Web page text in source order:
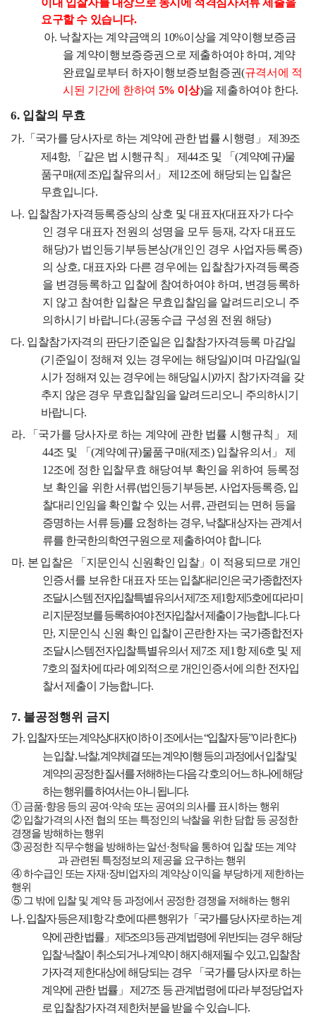
이내 입찰자를 대상으로 동시에 적격심사서류 제출을
요구할 수 있습니다.
아. 낙찰자는 계약금액의 10%이상을 계약이행보증금
을 계약이행보증증권으로 제출하여야 하며 , 계약
완료일로부터 하자이행보증보험증권(규격서에 적
시된 기간에 한하여 5% 이상)을 제출하여야 한다.
6. 입찰의 무효
가. 「 국가를 당사자로 하는 계약에 관한 법률 시행령 」제 39조
제4항, 「 같은 법 시행규칙 」 제44조 및 「(계약예규)물
품구매(제조)입찰유의서 」 제 12조에 해당되는 입찰은
무효입니다.
나. 입찰참가자격등록증상의 상호 및 대표자(대표자가 다수
인 경우 대표자 전원의 성명을 모두 등재, 각자 대표도
해당)가 법인등기부등본상(개인인 경우 사업자등록증)
의 상호, 대표자와 다른 경우에는 입찰참가자격등록증
을 변경등록하고 입찰에 참여하여야 하며 , 변경등록하
지 않고 참여한 입찰은 무효입찰임을 알려드리오니 주
의하시기 바랍니다.(공동수급 구성원 전원 해당)
다. 입찰참가자격의 판단기준일은 입찰참가자격등록 마감일
(기준일이 정해져 있는 경우에는해당일)이며 마감일(일
시가 정해져 있는 경우에는 해당일시 )까지 참가자격을 갖
추지 않은 경우 무효입찰임을 알려드리오니 주의하시기
바랍니다.
라. 「 국가를 당사자로 하는 계약에 관한 법률 시행규칙 」제
44조 및 「(계약예규)물품구매(제조) 입찰유의서 」제
12조에 정한 입찰무효 해당여부 확인을 위하여 등록정
보 확인을 위한 서류(법인등기부등본, 사업자등록증, 입
찰대리인임을 확인할 수 있는 서류, 관련되는 면허 등을
증명하는 서류 등)를 요청하는 경우, 낙찰대상자는 관계서
류를 한국한의학연구원으로 제출하여야 합니다.
마. 본 입찰은 「 지문인식 신원확인 입찰」 이 적용되므로 개인
인증서를 보유한 대표자 또는 입찰대리인은 국가종합전자
조달시스템 전자입찰특별유의서 제 7조 제 1항 제 5호에 따라 미
리 지문정보를 등록하여야 전자입찰서 제출이 가능합니 다.다
만, 지문인식 신원 확인 입찰이 곤란한 자는 국가종합전자
조달시스템전자입찰특별유의서 제 7조 제 1 항 제 6호 및 제
7호의 절차에 따라 예외적으로 개인인증서에 의한 전자입
찰서 제출이 가능합니다.
7. 불공정행위 금지
가. 입찰자 또는 계약상대자(이하 이 조에서는“입찰자 등”이라 한다)
는 입찰․낙찰,계약체결 또는 계약이행 등의 과정에서 입찰 및
계약의 공정한 질서를 저해하는 다음 각 호의 어느 하나에 해당
하는 행위를 하여서는 아니 됩니다.
①금품·향응 등의 공여·약속 또는 공여의 의사를 표시하는 행위
②입찰가격의 사전 협의 또는 특정인의 낙찰을 위한 담합 등 공정한
경쟁을 방해하는 행위
③공정한 직무수행을 방해하는 알선·청탁을 통하여 입찰 또는 계약
과 관련된 특정정보의 제공을 요구하는 행위
④하수급인 또는 자재·장비업자의 계약상 이익을 부당하게 제한하는
행위
⑤ 그 밖에 입찰 및 계약 등 과정에서 공정한 경쟁을 저해하는 행위
나.입찰자 등은 제 1항 각 호에 따른 행위가「 국가를 당사자로 하는 계
약에 관한 법률」 제 5조의3등관계법령에 위반되는 경우 해당
입찰·낙찰이 취소되거나 계약이 해지 ·해제될 수 있고,입찰참
가자격 제한대상에 해당되는 경우 「 국가를 당사자로 하는
계약에 관한 법률 」제 27조 등 관계법령에 따라 부정당업자
로 입찰참가자격 제한처분을 받을 수 있습니다.